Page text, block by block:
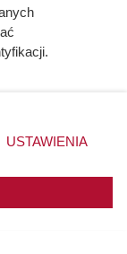
prywatności
Niektóre
takiemu
do
USTAWIENIA